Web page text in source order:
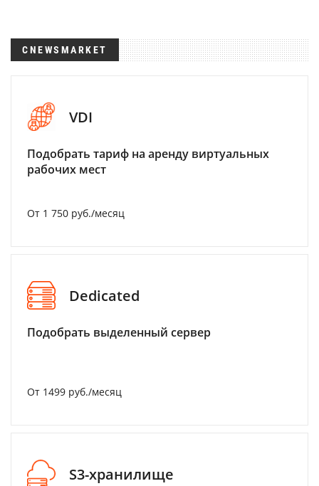
CNEWSMARKET
VDI
Подобрать тариф на аренду виртуальных
рабочих мест
От 1 750 руб./месяц
Dedicated
Подобрать выделенный сервер
От 1499 руб./месяц
S3-хранилище